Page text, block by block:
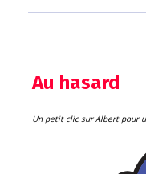
Au hasard
Un petit clic sur Albert pour